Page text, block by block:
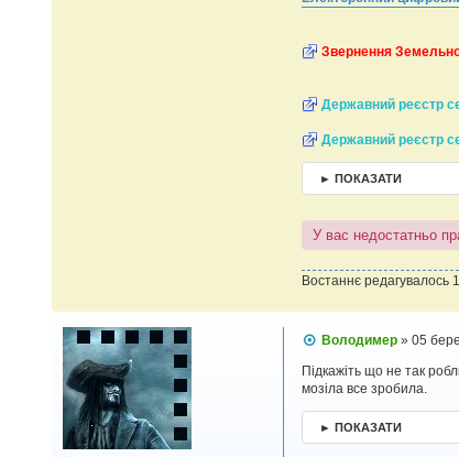
Звернення
Державний реєстр
Державний реєстр
► ПОКАЗАТИ
У вас недостатньо
Востаннє редагувалось
П
в
і
о
м
л
Володимер »05
Підкажіть що не так
мозіла все зробила.
► ПОКАЗАТИ